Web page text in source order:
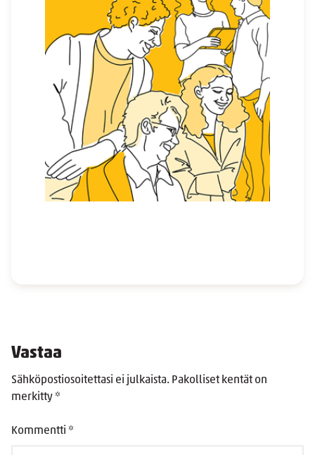
Vastaa
Sähköpostiosoitettasi ei julkaista. Pakolliset kentät on
merkitty *
Kommentti *